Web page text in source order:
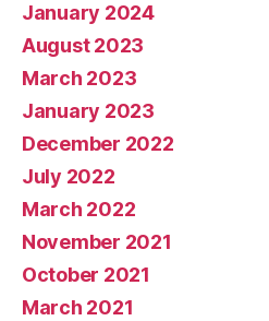
January 2024
August 2023
March 2023
January 2023
December 2022
July 2022
March 2022
November 2021
October 2021
March 2021